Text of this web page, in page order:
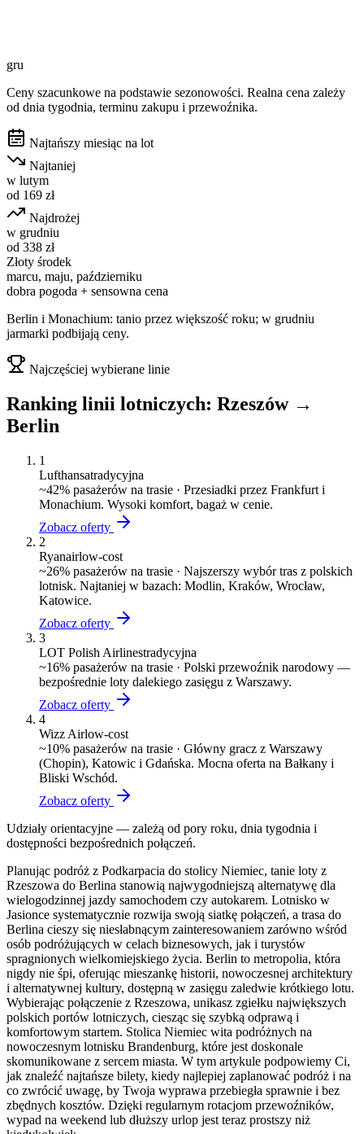
gru
Ceny szacunkowe na podstawie sezonowości. Realna cena zależy
od dnia tygodnia, terminu zakupu i przewoźnika.
Najtańszy miesiąc na lot
Najtaniej
w lutym
od 169 zł
Najdrożej
w grudniu
od 338 zł
Złoty środek
marcu, maju, październiku
dobra pogoda + sensowna cena
Berlin i Monachium: tanio przez większość roku; w grudniu
jarmarki podbijają ceny.
Najczęściej wybierane linie
Ranking linii lotniczych: Rzeszów→
Berlin
1
Lufthansatradycyjna
~42% pasażerów na trasie · Przesiadki przez Frankfurt i
Monachium. Wysoki komfort, bagaż w cenie.
Zobacz oferty
2
Ryanairlow-cost
~26% pasażerów na trasie · Najszerszy wybór tras z polskich
lotnisk. Najtaniej w bazach: Modlin, Kraków, Wrocław,
Katowice.
Zobacz oferty
3
LOT Polish Airlinestradycyjna
~16% pasażerów na trasie · Polski przewoźnik narodowy —
bezpośrednie loty dalekiego zasięgu z Warszawy.
Zobacz oferty
4
Wizz Airlow-cost
~10% pasażerów na trasie · Główny gracz z Warszawy
(Chopin), Katowic i Gdańska. Mocna oferta na Bałkany i
Bliski Wschód.
Zobacz oferty
Udziały orientacyjne — zależą od pory roku, dnia tygodnia i
dostępności bezpośrednich połączeń.
Planując podróż z Podkarpacia do stolicy Niemiec, tanie loty z
Rzeszowa do Berlina stanowią najwygodniejszą alternatywę dla
wielogodzinnej jazdy samochodem czy autokarem. Lotnisko w
Jasionce systematycznie rozwija swoją siatkę połączeń, a trasa do
Berlina cieszy się niesłabnącym zainteresowaniem zarówno wśród
osób podróżujących w celach biznesowych, jak i turystów
spragnionych wielkomiejskiego życia. Berlin to metropolia, która
nigdy nie śpi, oferując mieszankę historii, nowoczesnej architektury
i alternatywnej kultury, dostępną w zasięgu zaledwie krótkiego lotu.
Wybierając połączenie z Rzeszowa, unikasz zgiełku największych
polskich portów lotniczych, ciesząc się szybką odprawą i
komfortowym startem. Stolica Niemiec wita podróżnych na
nowoczesnym lotnisku Brandenburg, które jest doskonale
skomunikowane z sercem miasta. W tym artykule podpowiemy Ci,
jak znaleźć najtańsze bilety, kiedy najlepiej zaplanować podróż i na
co zwrócić uwagę, by Twoja wyprawa przebiegła sprawnie i bez
zbędnych kosztów. Dzięki regularnym rotacjom przewoźników,
wypad na weekend lub dłuższy urlop jest teraz prostszy niż